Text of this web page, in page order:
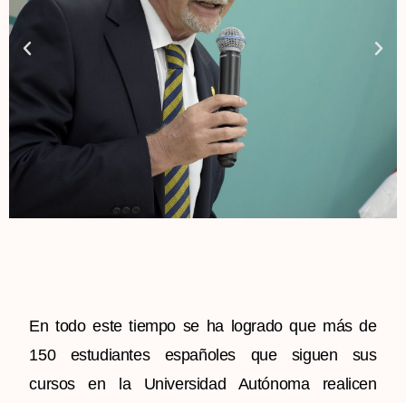
En todo este tiempo se ha logrado que más de
150 estudiantes españoles que siguen sus
cursos en la Universidad Autónoma realicen